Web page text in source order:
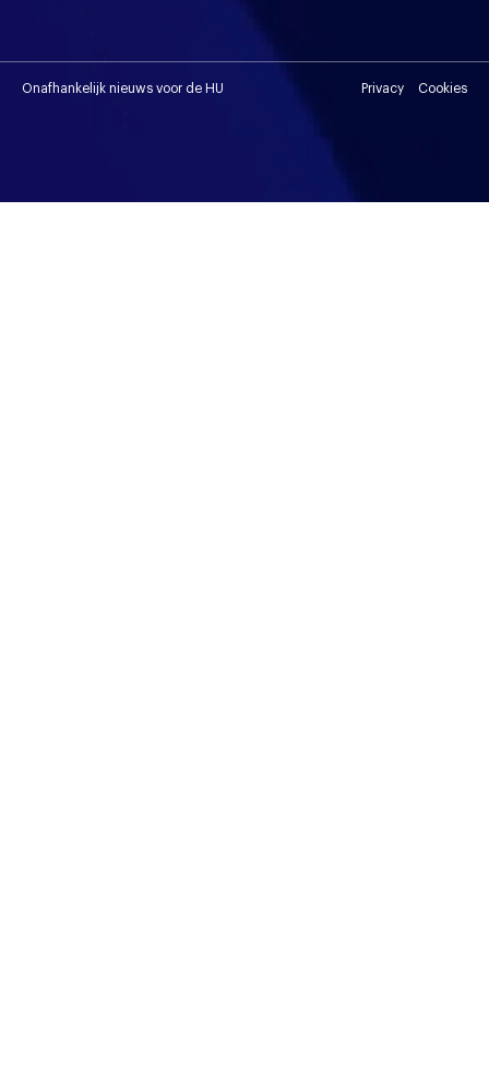
Onafhankelijk nieuws voor de HU Privacy Cookies